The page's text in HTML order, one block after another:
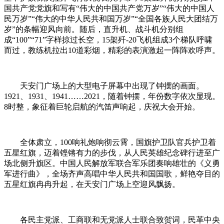
国共产党党旗和写有“伟大的中国共产党万岁”“伟大的中国人
民万岁”“伟大的中华人民共和国万岁”“全国各族人民大团结万
岁”的条幅迎风向前。随后，直升机、战斗机分别组
成“100”“71”字样掠过长空，15架歼-20飞机组成3个梯队呼啸
而过，教练机拉出10道彩烟，精彩的表演激起一阵阵欢呼声。
天安门广场上的大型电子屏幕中出现了钟摆的画面。
1921、1931、1941……2021，随着钟摆，年份数字依次显现。
8时整，象征着巨轮启航的汽笛声响起，庆祝大会开始。
全体肃立，100响礼炮响彻云霄，国旗护卫队官兵护卫着
五星红旗，迈着铿锵有力的步伐，从人民英雄纪念碑行进至广
场北侧升旗区。中国人民解放军联合军乐团奏响雄壮的《义勇
军进行曲》，全场齐声高唱中华人民共和国国歌，鲜艳夺目的
五星红旗冉冉升起，在天安门广场上空迎风飘扬。
各民主党派、工商联和无党派人士联合致贺词，民革中央